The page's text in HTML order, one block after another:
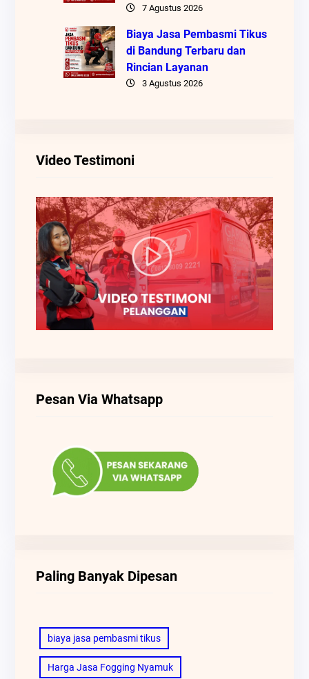
7 Agustus 2026
Biaya Jasa Pembasmi Tikus
di Bandung Terbaru dan
Rincian Layanan
3 Agustus 2026
Video Testimoni
Pesan Via Whatsapp
Paling Banyak Dipesan
biaya jasa pembasmi tikus
Harga Jasa Fogging Nyamuk